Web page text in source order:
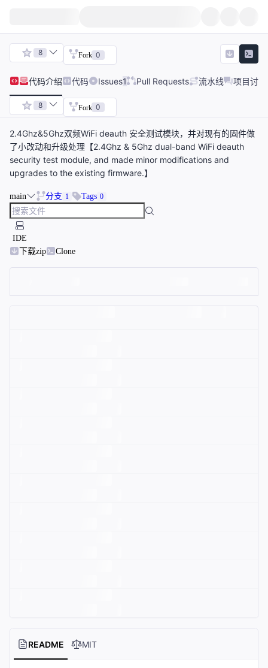
8 Fork 0
代码介绍 代码 Issues1 Pull Requests 流水线 项目讨论
8 Fork 0
2.4Ghz&5Ghz双频WiFi deauth 安全测试模块，并对现有的固件做
了小改动和升级处理【2.4Ghz & 5Ghz dual-band WiFi deauth
security test module, and made minor modifications and
upgrades to the existing firmware.】
main 分支 1 Tags 0
IDE
下载zip
Clone
README MIT